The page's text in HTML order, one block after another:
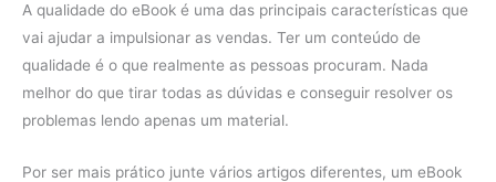
A qualidade do eBook é uma das principais características que
vai ajudar a impulsionar as vendas. Ter um conteúdo de
qualidade é o que realmente as pessoas procuram. Nada
melhor do que tirar todas as dúvidas e conseguir resolver os
problemas lendo apenas um material.
Por ser mais prático junte vários artigos diferentes, um eBook